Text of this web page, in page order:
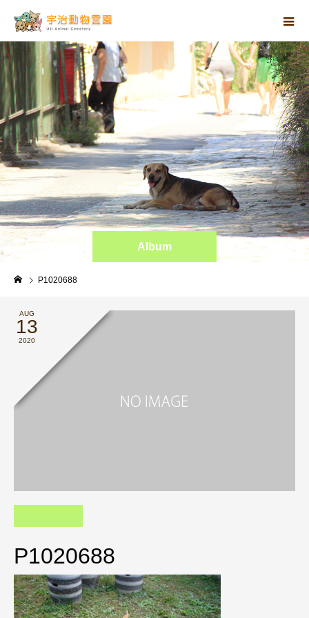
Album
P1020688
AUG
13
2020
P1020688